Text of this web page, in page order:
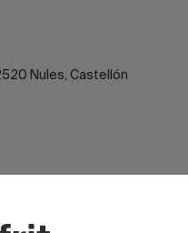
Nules, Castellón